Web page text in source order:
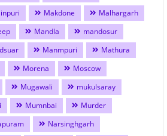
Makdone
Malhargarh
Mandla
mandosur
Manmpuri
Mathura
Morena
Moscow
Mugawali
mukulsaray
Mumnbai
Murder
Narsinghgarh